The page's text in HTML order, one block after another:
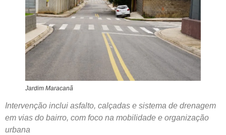
Jardim Maracanã
Intervenção inclui asfalto, calçadas e sistema de drenagem
em vias do bairro, com foco na mobilidade e organização
urbana